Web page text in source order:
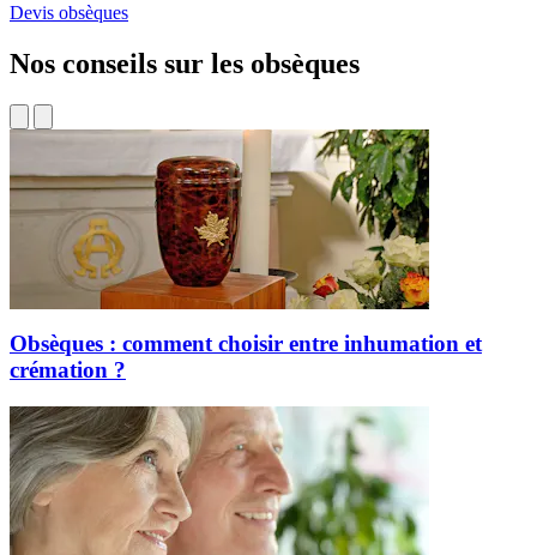
Devis obsèques
Nos conseils sur les obsèques
Obsèques : comment choisir entre inhumation et
crémation ?